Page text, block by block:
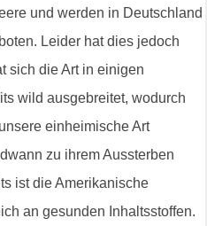
und werden in Deutschland
Leider hat dies jedoch
sich die Art in einigen
wild ausgebreitet, wodurch
einheimische Art
zu ihrem Aussterben
ist die Amerikanische
an gesunden Inhaltsstoffen.